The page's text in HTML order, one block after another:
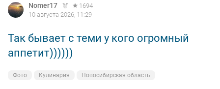
Nomer17
1694
10 августа 2026, 11:29
Так бывает с теми у кого огромный
аппетит))))))
Фото Кулинария Новосибирская область